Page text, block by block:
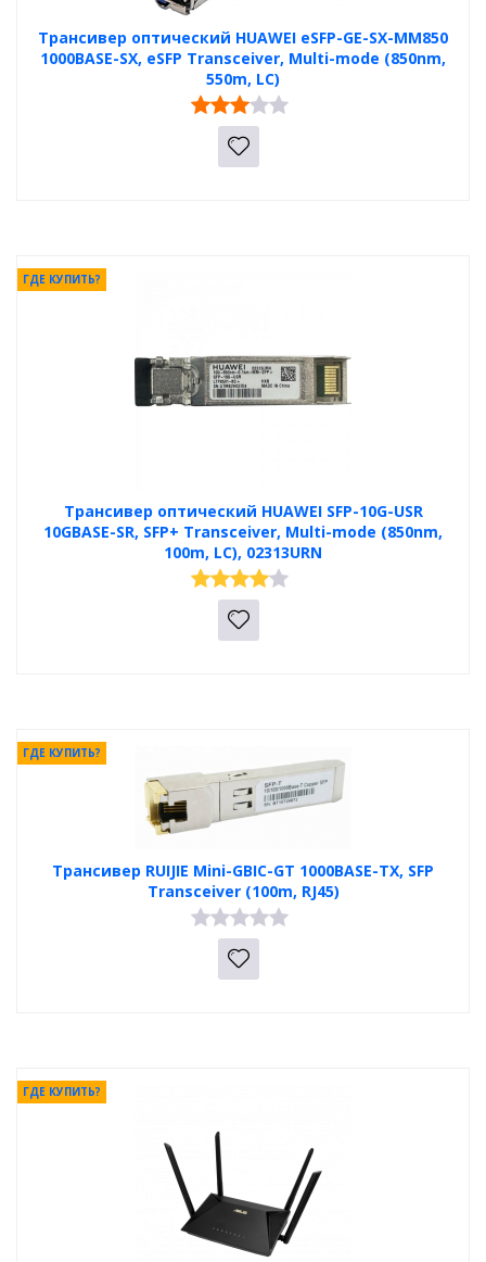
Трансивер оптический HUAWEI eSFP-GE-SX-MM850
1000BASE-SX, eSFP Transceiver, Multi-mode (850nm,
550m, LC)
Трансивер оптический HUAWEI SFP-10G-USR
10GBASE-SR, SFP+ Transceiver, Multi-mode (850nm,
100m, LC), 02313URN
ГДЕ КУПИТЬ?
Трансивер RUIJIE Mini-GBIC-GT 1000BASE-TX, SFP
Transceiver (100m, RJ45)
ГДЕ КУПИТЬ?
ГДЕ КУПИТЬ?